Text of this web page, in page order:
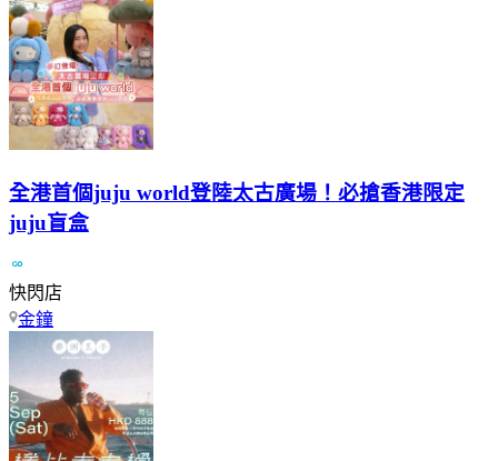
全港首個juju world登陸太古廣場！必搶香港限定
juju盲盒
快閃店
金鐘